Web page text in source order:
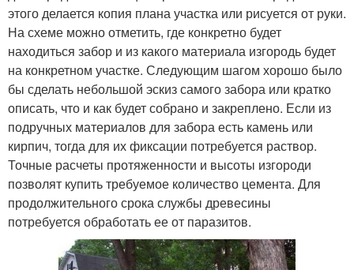
этого делается копия плана участка или рисуется от руки.
На схеме можно отметить, где конкретно будет
находиться забор и из какого материала изгородь будет
на конкретном участке. Следующим шагом хорошо было
бы сделать небольшой эскиз самого забора или кратко
описать, что и как будет собрано и закреплено. Если из
подручных материалов для забора есть камень или
кирпич, тогда для их фиксации потребуется раствор.
Точные расчеты протяженности и высоты изгороди
позволят купить требуемое количество цемента. Для
продолжительного срока службы древесины
потребуется обработать ее от паразитов.